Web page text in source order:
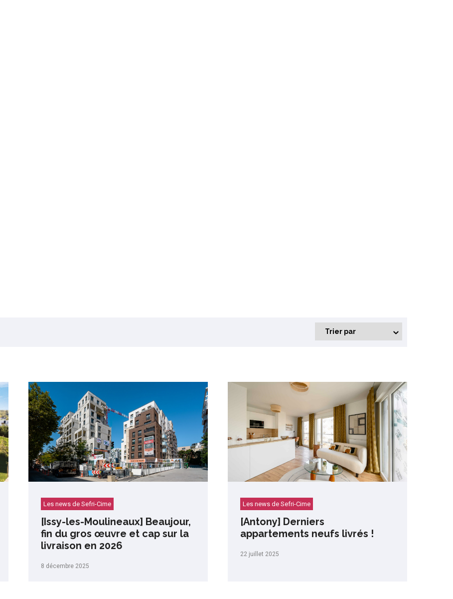
Les news de Sefri-Cime
[Issy-les-Moulineaux] Beaujour,
fin du gros œuvre et cap sur la
livraison en 2026
8 décembre 2025
Les news de Sefri-Cime
[Antony] Derniers
appartements neufs livrés !
22 juillet 2025